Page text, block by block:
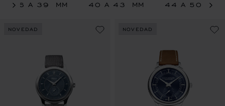
36 A 39 MM 40 A 43 MM 44 A 50 MM
NOVEDAD NOVEDAD